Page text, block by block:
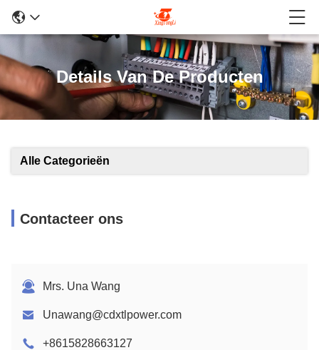
Details Van De Producten
Alle Categorieën
Contacteer ons
Mrs. Una Wang
Unawang@cdxtlpower.com
+8615828663127